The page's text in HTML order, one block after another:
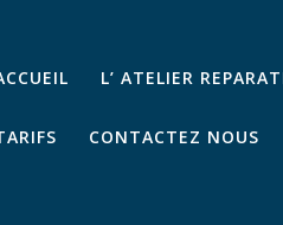
L’ ATELIER
CONTACTEZ NOUS